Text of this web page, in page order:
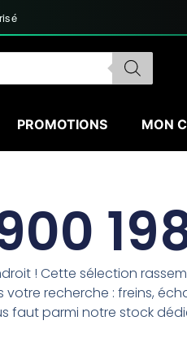
PROMOTIONS MON
! Cette sélection
recherche : freins,
faut parmi notre stock